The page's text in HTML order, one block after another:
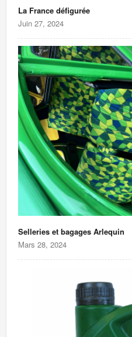
La France défigurée
Juin 27, 2024
Selleries et bagages Arlequin
Mars 28, 2024